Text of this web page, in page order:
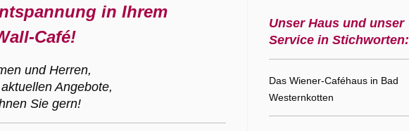
in Ihrem
Café!
und Herren,
Angebote,
Sie gern!
Unser Haus und unser
Service in Stichworten:
Das Wiener-Caféhaus in Bad
Westernkotten